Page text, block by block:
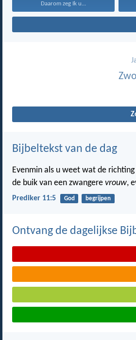
Daarom zeg Ik u...
Bijbeltekst van de dag
Evenmin als u weet wat de
de buik van een zwangere vrouw,
Prediker 11:5 God begrijpen
Ontvang de dagelijkse